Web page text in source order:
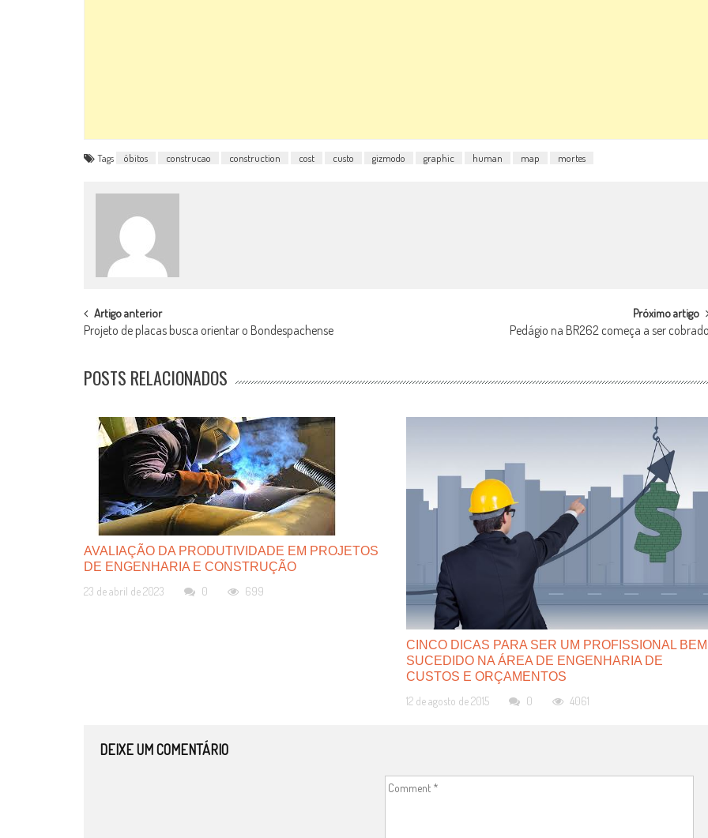
Tags óbitos construcao construction cost custo gizmodo graphic human map mortes
POST
NAVIGATION
Artigo anterior
Projeto de placas busca orientar o Bondespachense
Próximo artigo
Pedágio na BR262 começa a ser
POSTS RELACIONADOS
AVALIAÇÃO DA PRODUTIVIDADE EM PROJETOS
DE ENGENHARIA E CONSTRUÇÃO
23 de abril de 2023
0 699
CINCO DICAS PARA SER UM PROFISSIONAL BEM
SUCEDIDO NA ÁREA DE ENGENHARIA ​DE ​​
CUSTOS E ORÇAMENTOS
12 de agosto de 2015
0 4061
DEIXE UM COMENTÁRIO